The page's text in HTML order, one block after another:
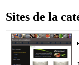
Sites de la